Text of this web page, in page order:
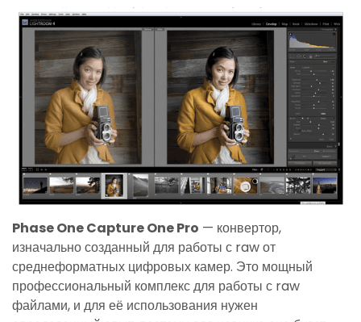
Phase One Capture One Pro — конвертор,
изначально созданный для работы с raw от
среднеформатных цифровых камер. Это мощный
профессиональный комплекс для работы с raw
файлами, и для её использования нужен